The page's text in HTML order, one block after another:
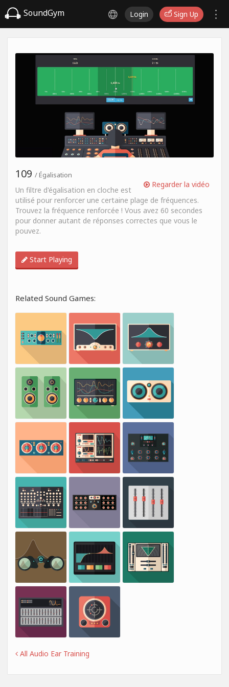
SoundGym Login Sign Up
Regarder la vidéo
109 / Égalisation
Un filtre d'égalisation en cloche est
utilisé pour renforcer une certaine plage de fréquences.
Trouvez la fréquence renforcée ! Vous avez 60 secondes
pour donner autant de réponses correctes que vous le
pouvez.
Start Playing
Related Sound Games:
All Audio Ear Training